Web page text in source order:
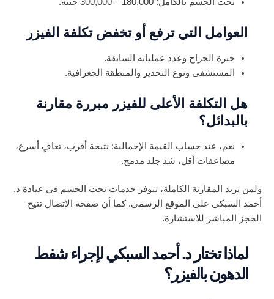
العوامل التي ترفع أو تخفض تكلفة الفيزر
خبرة الجراح وعدد عملياته السابقة.
المستشفى ونوع التخدير والمنطقة الجغرافية.
هل التكلفة الأعلى للفيزر مبررة مقارنة
بالبدائل؟
نعم، عند حساب القيمة الإجمالية: نتيجة أقرب، تعافٍ أسرع،
مضاعفات أقل، شد جلد مدمج.
ولمن يريد المقارنة الكاملة، تتوفر خدمات نحت الجسم في عيادة د.
أحمد السبكي على الموقع الرسمي. كما أن صفحة الاتصال تتيح
الحجز المباشر للاستشارة.
لماذا تختار د. أحمد السبكي لإجراء شفط
الدهون بالفيزر؟